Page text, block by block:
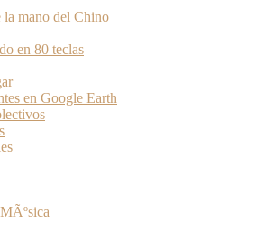
la mano del Chino
en 80 teclas
en Google Earth